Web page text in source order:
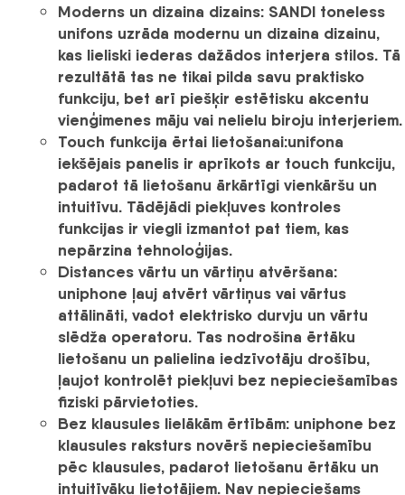
Moderns un dizaina dizains: SANDI toneless
unifons uzrāda modernu un dizaina dizainu,
kas lieliski iederas dažādos interjera stilos. Tā
rezultātā tas ne tikai pilda savu praktisko
funkciju, bet arī piešķir estētisku akcentu
vienģimenes māju vai nelielu biroju interjeriem.
Touch funkcija ērtai lietošanai:unifona
iekšējais panelis ir aprīkots ar touch funkciju,
padarot tā lietošanu ārkārtīgi vienkāršu un
intuitīvu. Tādējādi piekļuves kontroles
funkcijas ir viegli izmantot pat tiem, kas
nepārzina tehnoloģijas.
Distances vārtu un vārtiņu atvēršana:
uniphone ļauj atvērt vārtiņus vai vārtus
attālināti, vadot elektrisko durvju un vārtu
slēdža operatoru. Tas nodrošina ērtāku
lietošanu un palielina iedzīvotāju drošību,
ļaujot kontrolēt piekļuvi bez nepieciešamības
fiziski pārvietoties.
Bez klausules lielākām ērtībām: uniphone bez
klausules raksturs novērš nepieciešamību
pēc klausules, padarot lietošanu ērtāku un
intuitīvāku lietotājiem. Nav nepieciešams